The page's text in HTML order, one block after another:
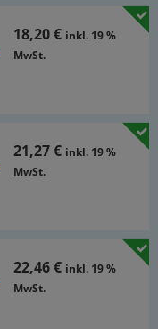
18,20 € inkl. 19 %
MwSt.
21,27 € inkl. 19 %
MwSt.
22,46 € inkl. 19 %
MwSt.